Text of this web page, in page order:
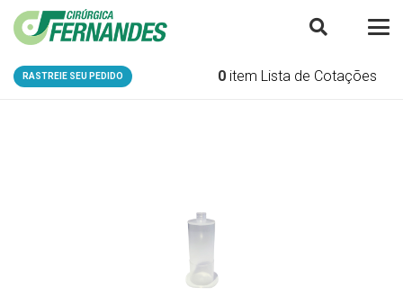
RASTREIE SEU PEDIDO 0 item Lista de Cotações